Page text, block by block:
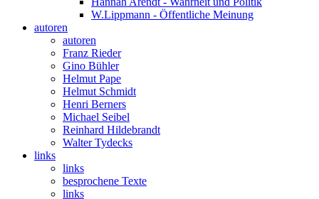
W.Lippmann - Öffentliche Meinung
autoren
autoren
Franz Rieder
Gino Bühler
Helmut Pape
Helmut Schmidt
Henri Berners
Michael Seibel
Reinhard Hildebrandt
Walter Tydecks
links
links
besprochene Texte
links